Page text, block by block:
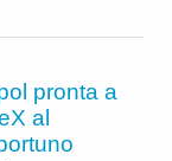
pronta a
al